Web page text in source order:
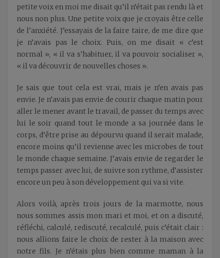
petite voix en moi me disait qu’il n’était pas rendu là et
nous non plus. Une petite voix que je croyais être celle
de l’anxiété. J’essayais de la faire taire, de me dire que
je n’avais pas le choix. Puis, on me disait « c’est
normal », « il va s’habituer, il va pouvoir socialiser »,
« il va découvrir de nouvelles choses ».
Je sais que tout cela est vrai, mais je n’en avais pas
envie. Je n’avais pas envie de courir chaque matin pour
aller le mener avant le travail, de passer du temps avec
lui le soir quand tout le monde a sa journée dans le
corps, d’être prise au dépourvu quand il serait malade,
encore moins qu’il revienne avec les microbes de tout
le monde chaque semaine. J’avais envie de regarder le
temps passer avec lui, de suivre son rythme, d’assister
encore un peu à son développement qui va si vite.
Alors voilà, après trois jours de la marmotte, nous
nous sommes assis mon mari et moi, et on a discuté,
réfléchi, calculé, rediscuté, recalculé, puis c’était clair :
nous allions faire le choix de rester à la maison avec
notre fils. Je n’étais plus bien comme maman à la